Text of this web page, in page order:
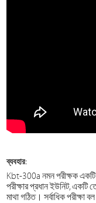
ব্যবহার:
Kbt-300a নমন পরীক্ষক একটি
পরীক্ষার প্রধান ইউনিট, একটি
মাথা গঠিত। সর্বাধিক পরীক্ষা